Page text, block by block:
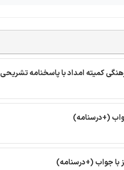
کمیته امداد با پاسخنامه تشریحی
(+درسنامه)
با جواب (+درسنامه)